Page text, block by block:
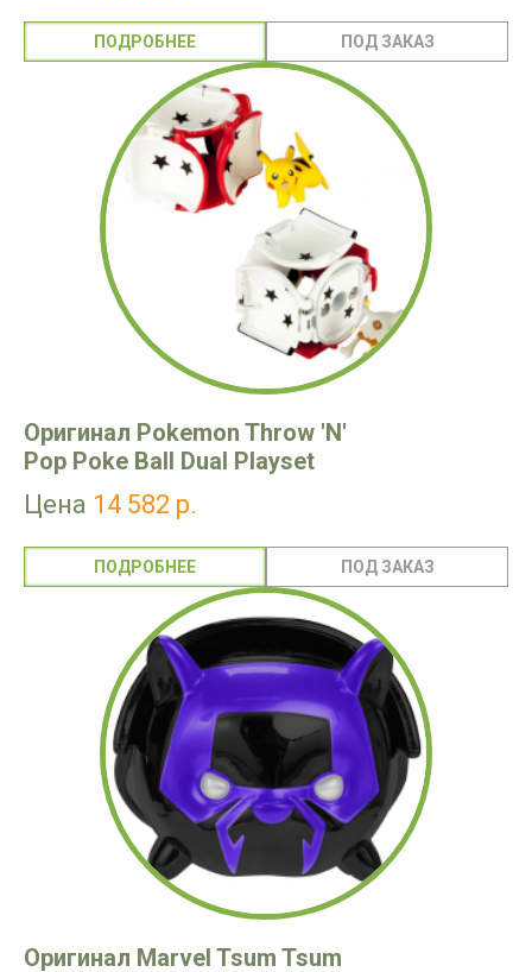
ПОДРОБНЕЕ
Оригинал Pokemon Throw 'N'
Pop Poke Ball Dual Playset
Цена 14 582 р.
ПОДРОБНЕЕ
Оригинал Marvel Tsum Tsum